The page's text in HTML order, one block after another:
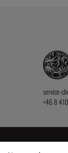
service-
+46 8